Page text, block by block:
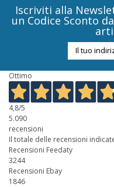
Iscriviti alla
un Codice Sconto da
Ottimo
4,8/5
5.090
recensioni
Il totale delle recensioni
Recensioni Feedaty
3244
Recensioni Ebay
1846